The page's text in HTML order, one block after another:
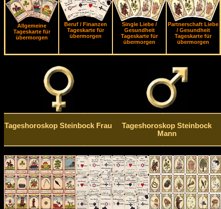
Allgemeine
Tageskarte für
übermorgen
Beruf / Finanzen
Tageskarte für
übermorgen
Single Liebe /
Gesundheit
Tageskarte für
übermorgen
Partnerschaft Liebe
/ Gesundheit
Tageskarte für
übermorgen
Tageshoroskop Steinbock Frau
Tageshoroskop Steinbock
Mann